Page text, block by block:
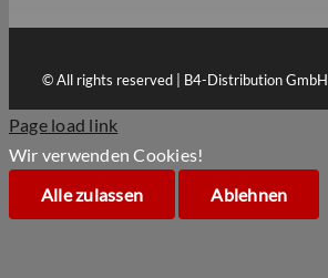
© All rights reserved | B4-Distribution GmbH
Page load link
Wir verwenden Cookies!
Alle zulassen
Ablehnen